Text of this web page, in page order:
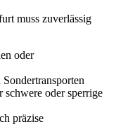
muss zuverlässig
oder
schwere oder sperrige
präzise